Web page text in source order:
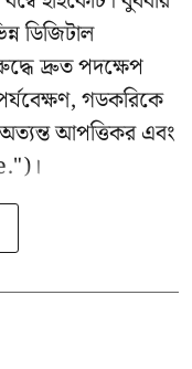
ডিজিটাল
দ্রুত পদক্ষেপ
গডকরিকে
আপত্তিকর এবং